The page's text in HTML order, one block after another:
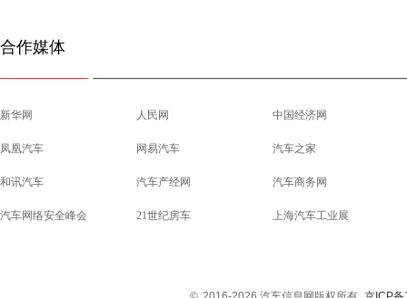
合作媒体
新华网 人民网 中国经济网
凤凰汽车 网易汽车 汽车之家
和讯汽车 汽车产经网 汽车商务网
汽车网络安全峰会 21世纪房车 上海汽车工业展